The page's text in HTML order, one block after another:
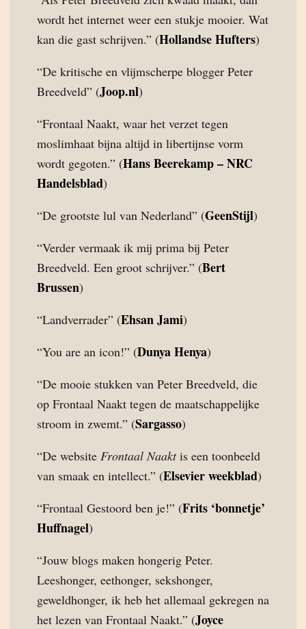
wordt het internet weer een stukje mooier. Wat
kan die gast schrijven.” (Hollandse Hufters)
“De kritische en vlijmscherpe blogger Peter
Breedveld” (Joop.nl)
“Frontaal Naakt, waar het verzet tegen
moslimhaat bijna altijd in libertijnse vorm
wordt gegoten.” (Hans Beerekamp – NRC
Handelsblad)
“De grootste lul van Nederland” (GeenStijl)
“Verder vermaak ik mij prima bij Peter
Breedveld. Een groot schrijver.” (Bert
Brussen)
“Landverrader” (Ehsan Jami)
“You are an icon!” (Dunya Henya)
“De mooie stukken van Peter Breedveld, die
op Frontaal Naakt tegen de maatschappelijke
stroom in zwemt.” (Sargasso)
“De website Frontaal Naaktis een toonbeeld
van smaak en intellect.” (Elsevier weekblad)
“Frontaal Gestoord ben je!” (Frits ‘bonnetje’
Huffnagel)
“Jouw blogs maken hongerig Peter.
Leeshonger, eethonger, sekshonger,
geweldhonger, ik heb het allemaal gekregen na
het lezen van Frontaal Naakt.” (Joyce